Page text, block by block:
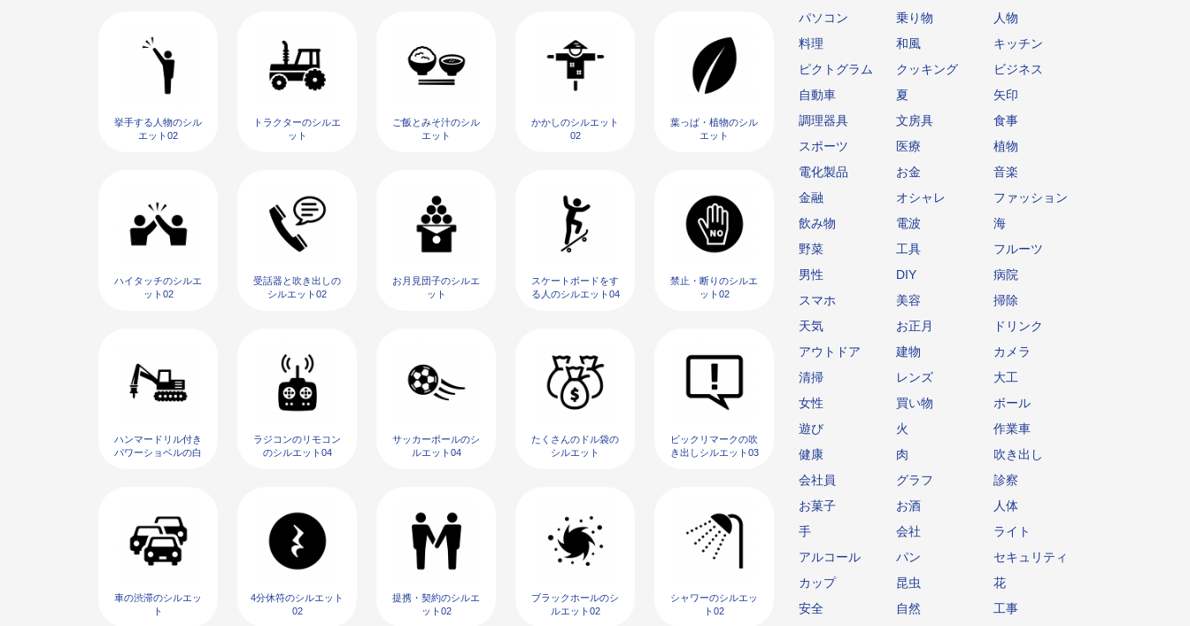
挙手する人物のシル
エット02
トラクターのシルエ
ット
ご飯とみそ汁のシル
エット
かかしのシルエット
02
葉っぱ・植物のシル
エット
ハイタッチのシルエ
ット02
受話器と吹き出しの
シルエット02
お月見団子のシルエ
ット
スケートボードをす
る人のシルエット04
禁止・断りのシルエ
ット02
ハンマードリル付き
パワーショベルの白
ラジコンのリモコン
のシルエット04
サッカーボールのシ
ルエット04
たくさんのドル袋の
シルエット
ビックリマークの吹
き出しシルエット03
車の渋滞のシルエッ
ト
4分休符のシルエット
02
提携・契約のシルエ
ット02
ブラックホールのシ
ルエット02
シャワーのシルエッ
ト02
パソコン
乗り物
人物
料理
和風
キッチン
ピクトグラム
クッキング
ビジネス
自動車
夏
矢印
調理器具
文房具
食事
スポーツ
医療
植物
電化製品
お金
音楽
金融
オシャレ
ファッション
飲み物
電波
海
野菜
工具
フルーツ
男性
DIY
病院
スマホ
美容
掃除
天気
お正月
ドリンク
アウトドア
建物
カメラ
清掃
レンズ
大工
女性
買い物
ボール
遊び
火
作業車
健康
肉
吹き出し
会社員
グラフ
診察
お菓子
お酒
人体
手
会社
ライト
アルコール
パン
セキュリティ
カップ
昆虫
花
安全
自然
工事